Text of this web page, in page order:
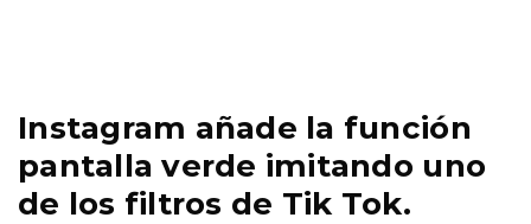
Instagram añade la función
pantalla verde imitando uno
de los filtros de Tik Tok.